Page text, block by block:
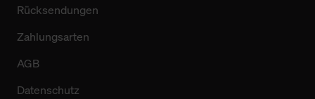
Rücksendungen
Zahlungsarten
AGB
Datenschutz